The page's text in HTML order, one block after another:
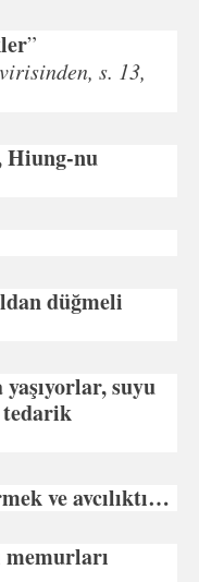
”
s. 13,
Hiung-nu
düğmeli
yaşıyorlar, suyu
ve avcılıktı…